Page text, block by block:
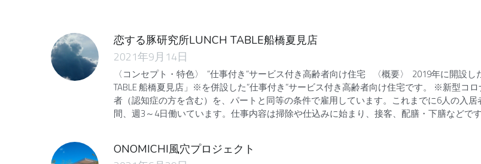
恋する豚研究所LUNCH TABLE船橋夏見店
2021年9月14日
〈コンセプト・特色〉 ”仕事付き”サービス付き高齢者向け住宅 〈概要〉 2019年に開設
TABLE 船橋夏見店」※を併設した”仕事付き”サービス付き高齢者向け住宅です。 ※新型コ
者（認知症の方を含む）を、パートと同等の条件で雇用しています。これまでに6人の入
間、週3～4日働いています。仕事内容は掃除や仕込みに始まり、接客、配膳・下膳などで
ONOMICHI風穴プロジェクト